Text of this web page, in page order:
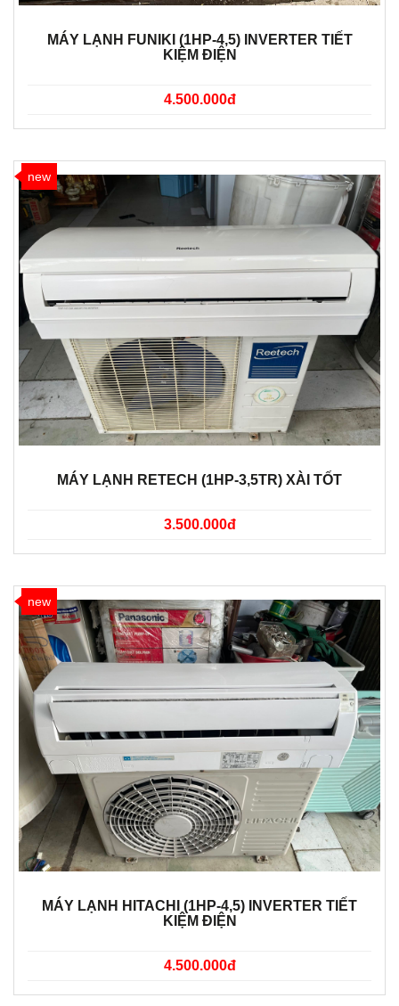
MÁY LẠNH FUNIKI (1HP-4,5) INVERTER TIẾT
KIỆM ĐIỆN
4.500.000đ
new
MÁY LẠNH RETECH (1HP-3,5TR) XÀI TỐT
3.500.000đ
new
MÁY LẠNH HITACHI (1HP-4,5) INVERTER TIẾT
KIỆM ĐIỆN
4.500.000đ